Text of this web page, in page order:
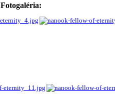
Fotogaléria: